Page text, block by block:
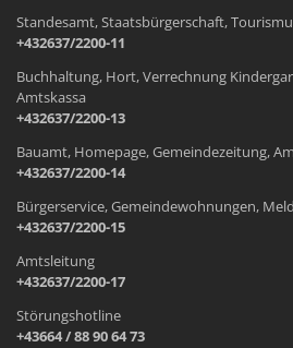
Standesamt, Staatsbürgerschaft,
+432637/2200-11
Buchhaltung, Hort, Verrechnung
Amtskassa
+432637/2200-13
Bauamt, Homepage, Gemeindezeitung,
+432637/2200-14
Bürgerservice, Gemeindewohnungen,
+432637/2200-15
Amtsleitung
+432637/2200-17
Störungshotline
+43664 / 88 90 64 73